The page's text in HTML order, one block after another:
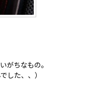
がちなもの。
した、、）